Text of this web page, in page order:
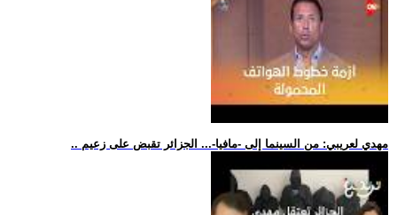
.. مهدي لعريبي: من السينما إلى -مافيا-... الجزائر تقبض على زعيم